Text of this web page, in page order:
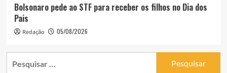
Bolsonaro pede ao STF para receber os filhos no Dia dos
Pais
Redação 05/08/2026